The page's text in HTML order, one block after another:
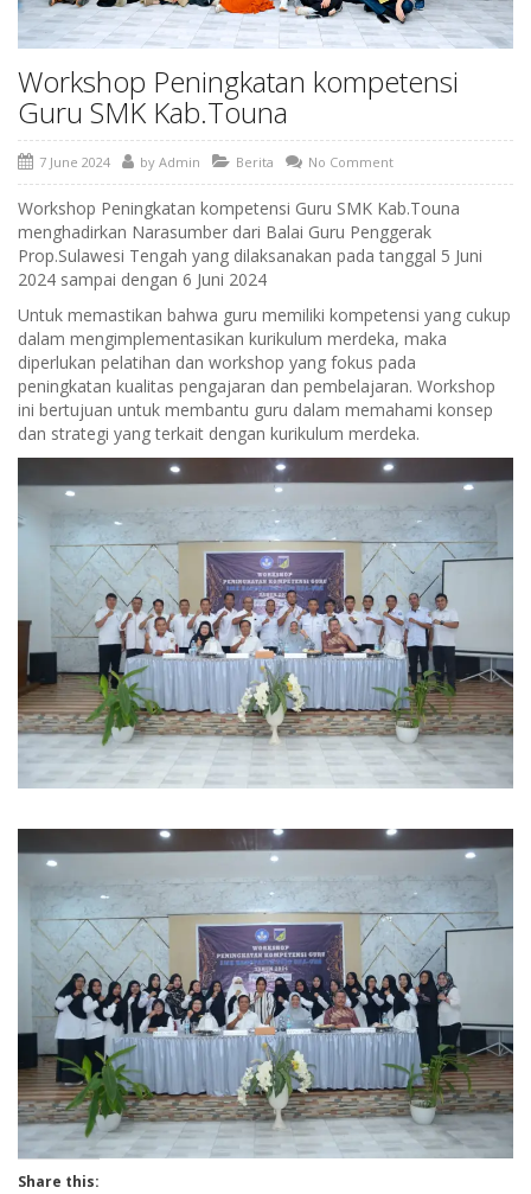
Workshop Peningkatan kompetensi
Guru SMK Kab.Touna
7 June 2024 by Admin Berita No Comment
Workshop Peningkatan kompetensi Guru SMK Kab.Touna
menghadirkan Narasumber dari Balai Guru Penggerak
Prop.Sulawesi Tengah yang dilaksanakan pada tanggal 5 Juni
2024 sampai dengan 6 Juni 2024
Untuk memastikan bahwa guru memiliki kompetensi yang cukup
dalam mengimplementasikan kurikulum merdeka, maka
diperlukan pelatihan dan workshop yang fokus pada
peningkatan kualitas pengajaran dan pembelajaran. Workshop
ini bertujuan untuk membantu guru dalam memahami konsep
dan strategi yang terkait dengan kurikulum merdeka.
Share this: